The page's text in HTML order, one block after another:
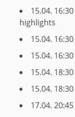
15.04. 16:30
highlights
15.04. 16:30
15.04. 16:30
15.04. 18:30
15.04. 18:30
17.04. 20:45